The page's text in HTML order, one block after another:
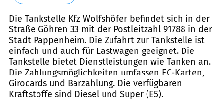
Die Tankstelle Kfz Wolfshöfer befindet sich in der
Straße Göhren 33 mit der Postleitzahl 91788 in der
Stadt Pappenheim. Die Zufahrt zur Tankstelle ist
einfach und auch für Lastwagen geeignet. Die
Tankstelle bietet Dienstleistungen wie Tanken an.
Die Zahlungsmöglichkeiten umfassen EC-Karten,
Girocards und Barzahlung. Die verfügbaren
Kraftstoffe sind Diesel und Super (E5).